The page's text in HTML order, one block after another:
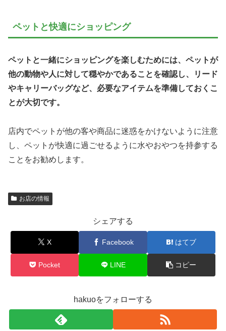
ペットと快適にショッピング
ペットと一緒にショッピングを楽しむためには、ペットが
他の動物や人に対して穏やかであることを確認し、リード
やキャリーバッグなど、必要なアイテムを準備しておくこ
とが大切です。
店内でペットが他の客や商品に迷惑をかけないように注意
し、ペットが快適に過ごせるように水やおやつを持参する
ことをお勧めします。
お店の情報
シェアする
X Facebook はてブ
Pocket LINE コピー
hakuoをフォローする